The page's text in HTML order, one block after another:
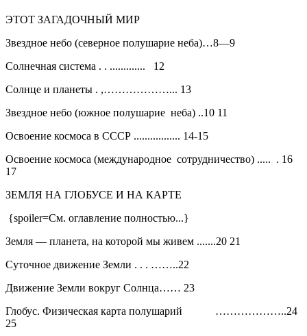
ЭТОТ ЗАГАДОЧНЫЙ МИР
Звездное небо (северное полушарие неба)…8—9
Солнечная система . . ............. 12
Солнце и планеты . ,………………... 13
Звездное небо (южное полушарие неба) ..10 11
Освоение космоса в СССР ................. 14-15
Освоение космоса (международное сотрудничество) ..... . 16
17
ЗЕМЛЯ НА ГЛОБУСЕ И НА КАРТЕ
{spoiler=См. оглавление полностью...}
Земля — планета, на которой мы живем .......20 21
Суточное движение Земли . . . ……..22
Движение Земли вокруг Солнца…… 23
Глобус. Физическая карта полушарий ………………..24
25